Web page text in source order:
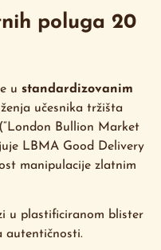
poluga 20
u standardizovanim
učesnika tržišta
Bullion Market
LBMA Good Delivery
manipulacije zlatnim
u plastificiranom blister
autentičnosti.